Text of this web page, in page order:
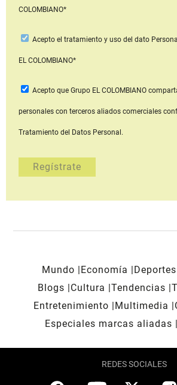
COLOMBIANO*
Acepto el tratamiento y uso del dato
EL COLOMBIANO*
Acepto que Grupo EL COLOMBIANO
personales con terceros aliados comerciales
Tratamiento del Datos Personal.
Mundo Economía Deportes
Blogs
Cultura Tendencias
Entretenimiento
Multimedia
Especiales marcas aliadas
REDES SOCIALES